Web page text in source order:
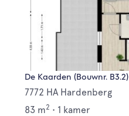
De Kaarden (Bouwnr. B3.2)
7772 HA Hardenberg
83 m2 • 1 kamer